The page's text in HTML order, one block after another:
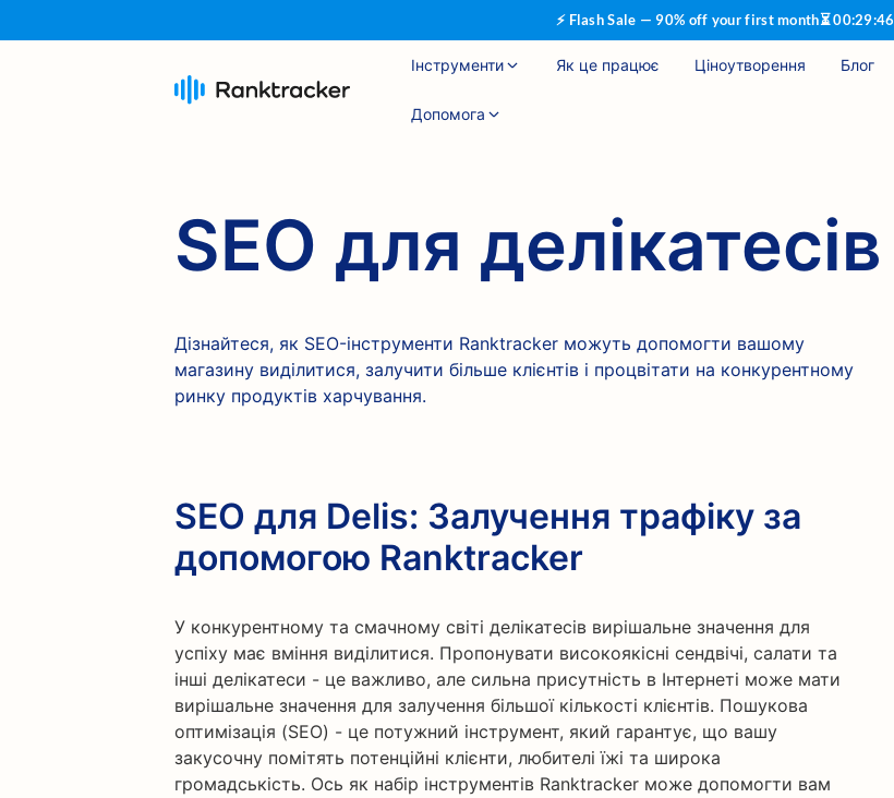
⚡ Flash Sale — 90% off your first month⏳00:29:45
Інструменти Як це працює Ціноутворення Блог
Допомога
SEO для делікатесів
Дізнайтеся, як SEO-інструменти Ranktracker можуть допомогти вашому
магазину виділитися, залучити більше клієнтів і процвітати на конкурентному
ринку продуктів харчування.
SEO для Delis: Залучення трафіку за
допомогою Ranktracker
У конкурентному та смачному світі делікатесів вирішальне значення для
успіху має вміння виділитися. Пропонувати високоякісні сендвічі, салати та
інші делікатеси - це важливо, але сильна присутність в Інтернеті може мати
вирішальне значення для залучення більшої кількості клієнтів. Пошукова
оптимізація (SEO) - це потужний інструмент, який гарантує, що вашу
закусочну помітять потенційні клієнти, любителі їжі та широка
громадськість. Ось як набір інструментів Ranktracker може допомогти вам